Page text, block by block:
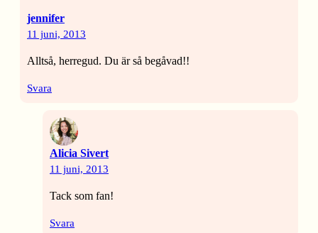
jennifer
11 juni, 2013
Alltså, herregud. Du är så begåvad!!
Svara
Alicia Sivert
11 juni, 2013
Tack som fan!
Svara